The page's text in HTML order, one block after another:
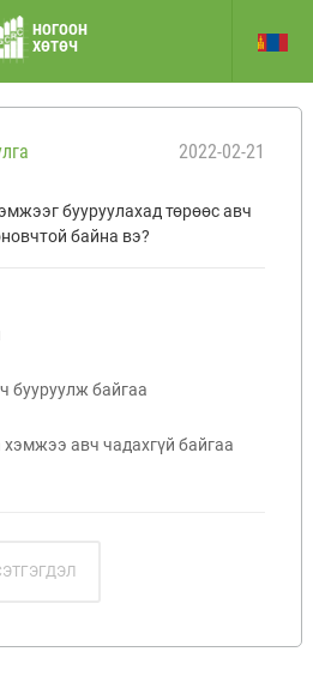
НОГООН
ХӨТӨЧ
2022-02-21
бууруулахад төрөөс авч
байна вэ?
бууруулж байгаа
хэмжээ авч чадахгүй байгаа